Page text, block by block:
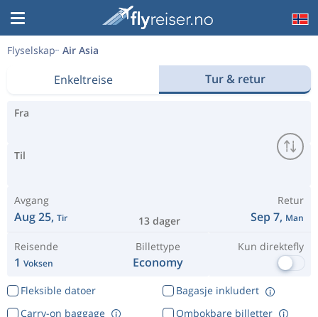
Flyselskap Air Asia
Enkeltreise Tur & retur
Fra
Til
Avgang
Aug 25, Tir 13 dager
Retur
Sep 7, Man
Reisende
1 Voksen
Billettype
Economy
Kun direktefly
Fleksible datoer
Bagasje inkludert
Ombokbare billetter
Carry-on baggage